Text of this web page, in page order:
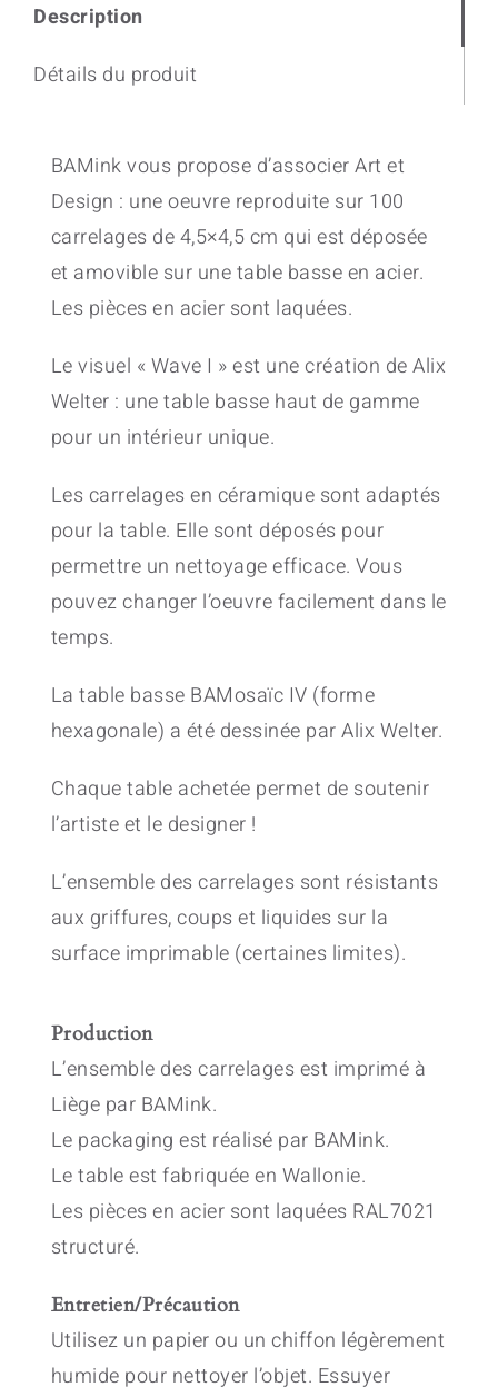
Description
Détails du produit
BAMink vous propose d’associer Art et
Design : une oeuvre reproduite sur 100
carrelages de 4,5×4,5 cm qui est déposée
et amovible sur une table basse en acier.
Les pièces en acier sont laquées.
Le visuel « Wave I » est une création de Alix
Welter : une table basse haut de gamme
pour un intérieur unique.
Les carrelages en céramique sont adaptés
pour la table. Elle sont déposés pour
permettre un nettoyage efficace. Vous
pouvez changer l’oeuvre facilement dans le
temps.
La table basse BAMosaïc IV (forme
hexagonale) a été dessinée par Alix Welter.
Chaque table achetée permet de soutenir
l’artiste et le designer !
L’ensemble des carrelages sont résistants
aux griffures, coups et liquides sur la
surface imprimable (certaines limites).
Production
L’ensemble des carrelages est imprimé à
Liège par BAMink.
Le packaging est réalisé par BAMink.
Le table est fabriquée en Wallonie.
Les pièces en acier sont laquées RAL7021
structuré.
Entretien/Précaution
Utilisez un papier ou un chiffon légèrement
humide pour nettoyer l’objet. Essuyer